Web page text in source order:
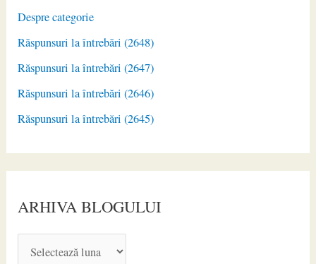
Despre categorie
Răspunsuri la întrebări (2648)
Răspunsuri la întrebări (2647)
Răspunsuri la întrebări (2646)
Răspunsuri la întrebări (2645)
ARHIVA BLOGULUI